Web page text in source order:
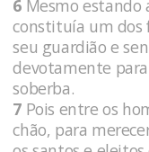
6 Mesmo estando
constituía um dos
seu guardião e
devotamente
soberba.
7 Pois entre os
chão, para